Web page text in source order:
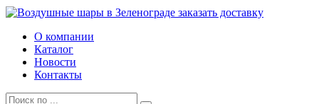
О компании
Каталог
Новости
Контакты